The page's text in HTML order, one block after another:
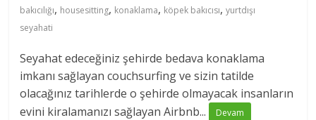
bakıcılığı, housesitting, konaklama, köpek bakıcısı,yurtdışı
seyahati
Seyahat edeceğiniz şehirde bedava konaklama
imkanı sağlayan couchsurfing ve sizin tatilde
olacağınız tarihlerde o şehirde olmayacak insanların
evini kiralamanızı sağlayan Airbnb...
Devam